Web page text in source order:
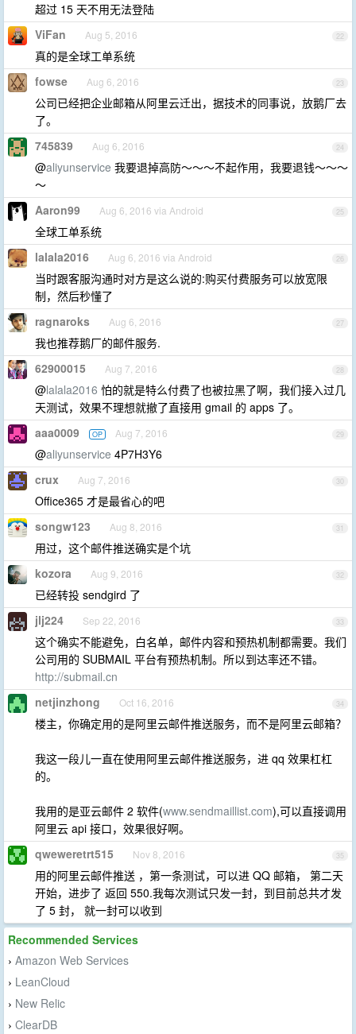
超过 15 天不用无法登陆
22
ViFan Aug 5, 2016
真的是全球工单系统
23
fowse Aug 6, 2016
公司已经把企业邮箱从阿里云迁出，据技术的同事说，放鹅厂去
了。
24
745839 Aug 6, 2016
@aliyunservice 我要退掉高防～～～不起作用，我要退钱～～～
～
25
Aaron99 Aug 6, 2016 via Android
全球工单系统
26
lalala2016 Aug 6, 2016 via Android
当时跟客服沟通时对方是这么说的:购买付费服务可以放宽限
制，然后秒懂了
27
ragnaroks Aug 6, 2016
我也推荐鹅厂的邮件服务.
28
62900015 Aug 7, 2016
@lalala2016 怕的就是特么付费了也被拉黑了啊，我们接入过几
天测试，效果不理想就撤了直接用 gmail 的 apps 了。
29
aaa0009 OP Aug 7, 2016
@aliyunservice 4P7H3Y6
30
crux Aug 7, 2016
Office365 才是最省心的吧
31
songw123 Aug 8, 2016
用过，这个邮件推送确实是个坑
32
kozora Aug 9, 2016
已经转投 sendgird 了
33
jlj224 Sep 22, 2016
这个确实不能避免，白名单，邮件内容和预热机制都需要。我们
公司用的 SUBMAIL 平台有预热机制。所以到达率还不错。
http://submail.cn
34
netjinzhong Oct 16, 2016
楼主，你确定用的是阿里云邮件推送服务，而不是阿里云邮箱？
我这一段儿一直在使用阿里云邮件推送服务，进 qq 效果杠杠
的。
我用的是亚云邮件 2 软件(www.sendmaillist.com),可以直接调用
阿里云 api 接口，效果很好啊。
35
qweweretrt515 Nov 8, 2016
用的阿里云邮件推送 ，第一条测试，可以进 QQ 邮箱， 第二天
开始，进步了 返回 550.我每次测试只发一封，到目前总共才发
了 5 封， 就一封可以收到
Recommended Services
› Amazon Web Services
› LeanCloud
› New Relic
› ClearDB